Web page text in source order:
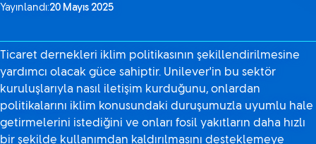
Yayınlandı:20 Mayıs 2025
Ticaret dernekleri iklim politikasının şekillendirilmesine
yardımcı olacak güce sahiptir. Unilever'in bu sektör
kuruluşlarıyla nasıl iletişim kurduğunu, onlardan
politikalarını iklim konusundaki duruşumuzla uyumlu hale
getirmelerini istediğini ve onları fosil yakıtların daha hızlı
bir şekilde kullanımdan kaldırılmasını desteklemeye